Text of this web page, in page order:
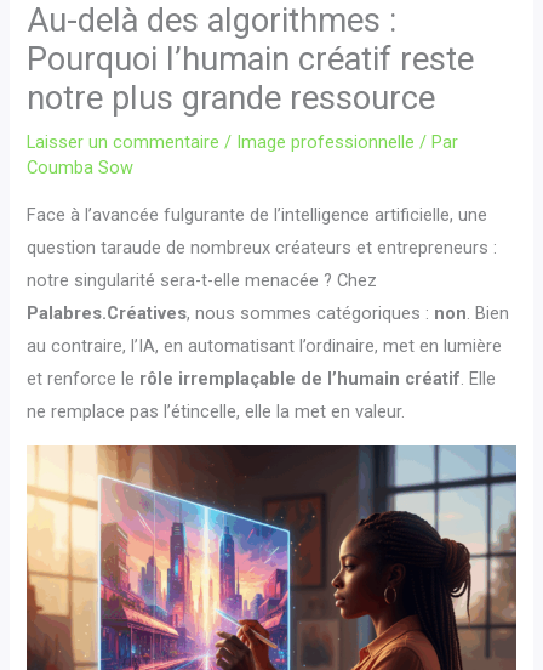
Au-delà des algorithmes :
Pourquoi l’humain créatif reste
notre plus grande ressource
Laisser un commentaire / Image professionnelle / Par
Coumba Sow
Face à l’avancée fulgurante de l’intelligence artificielle, une
question taraude de nombreux créateurs et entrepreneurs :
notre singularité sera-t-elle menacée ? Chez
Palabres.Créatives, nous sommes catégoriques : non. Bien
au contraire, l’IA, en automatisant l’ordinaire, met en lumière
et renforce le rôle irremplaçable de l’humain créatif. Elle
ne remplace pas l’étincelle, elle la met en valeur.